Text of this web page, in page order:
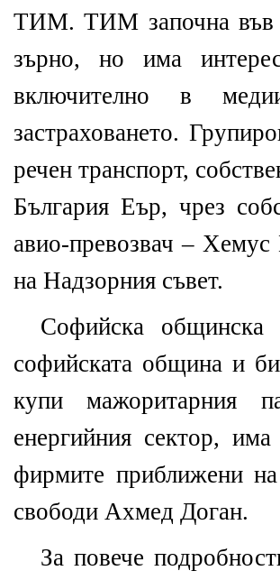
ТИМ. ТИМ започна във
зърно, но има
включително в
застраховането.
речен транспорт,
България Еър, чрез
авио-превозвач –
на Надзорния съвет.
Софийска общинска
софийската община и
купи мажоритарния
енергийния сектор,
фирмите приближени
свободи Ахмед Доган.
За повече